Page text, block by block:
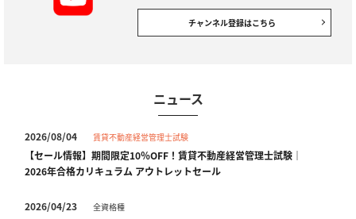
チャンネル登録はこちら
ニュース
2026/08/04 賃貸不動産経営管理士試験
【セール情報】期間限定10％OFF！賃貸不動産経営管理士試験｜
2026年合格カリキュラム アウトレットセール
2026/04/23 全資格種